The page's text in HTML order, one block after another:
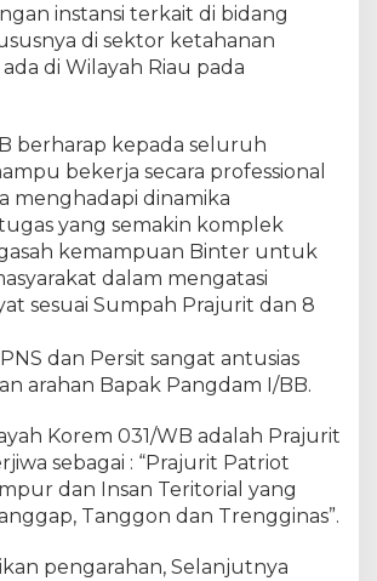
a
B
a
.
instansi terkait di bidang
di sektor ketahanan
di Wilayah Riau pada
berharap kepada seluruh
bekerja secara professional
menghadapi dinamika
yang semakin komplek
kemampuan Binter untuk
dalam mengatasi
sesuai Sumpah Prajurit dan 8
dan Persit sangat antusias
arahan Bapak Pangdam I/BB.
Korem 031/WB adalah Prajurit
sebagai : “Prajurit Patriot
dan Insan Teritorial yang
Tanggon dan Trengginas”.
pengarahan, Selanjutnya